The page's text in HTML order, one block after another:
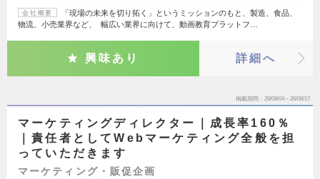
会社概要
「現場の未来を切り拓く」というミッションのもと、製造、食品、
物流、小売業界など、 幅広い業界に向けて、動画教育プラットフ…
興味あり 詳細へ
掲載期間 26/08/04～26/08/17
マーケティングディレクター｜成長率160％
｜責任者としてWebマーケティング全般を担
っていただきます
マーケティング・販促企画